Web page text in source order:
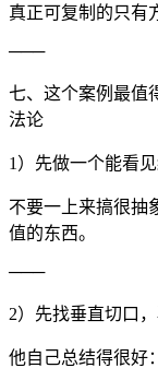
真正可复制的只有
───
七、这个案例最值
法论
1）先做一个能看
不要一上来搞很抽
值的东西。
───
2）先找垂直切口
他自己总结得很好：